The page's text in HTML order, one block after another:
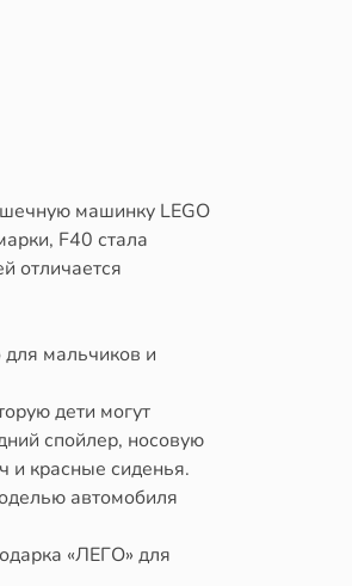
машинку LEGO
F40 стала
отличается
мальчиков и
дети могут
спойлер, носовую
и красные сиденья.
автомобиля
«ЛЕГО» для